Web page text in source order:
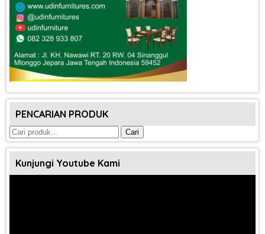
PENCARIAN PRODUK
Pencarian
untuk:
Cari
Kunjungi Youtube Kami